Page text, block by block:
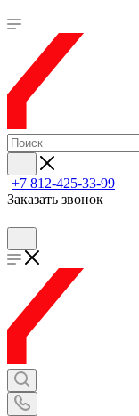
+7 812-425-33-99
Заказать звонок